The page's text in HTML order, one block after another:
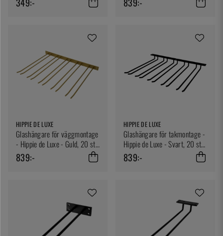
HIPPIE DE LUXE
Glashängare för väggmontage
- Hippie de Luxe - Guld, 20 st
glas
839:-
HIPPIE DE LUXE
Glashängare för takmontage -
Hippie de Luxe - Svart, 20 st
glas
839:-